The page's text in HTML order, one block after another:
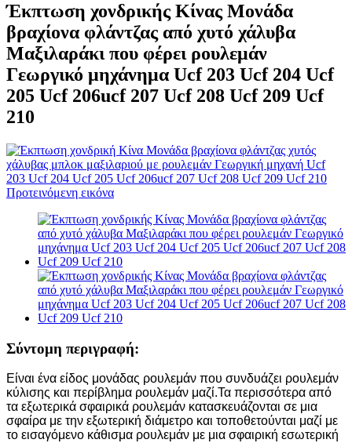
Έκπτωση χονδρικής Κίνας Μονάδα
βραχίονα φλάντζας από χυτό χάλυβα
Μαξιλαράκι που φέρει ρουλεμάν
Γεωργικό μηχάνημα Ucf 203 Ucf 204 Ucf
205 Ucf 206ucf 207 Ucf 208 Ucf 209 Ucf
210
Σύντομη περιγραφή:
Είναι ένα είδος μονάδας ρουλεμάν που συνδυάζει ρουλεμάν
κύλισης και περίβλημα ρουλεμάν μαζί.Τα περισσότερα από
τα εξωτερικά σφαιρικά ρουλεμάν κατασκευάζονται σε μια
σφαίρα με την εξωτερική διάμετρο και τοποθετούνται μαζί με
το εισαγόμενο κάθισμα ρουλεμάν με μια σφαιρική εσωτερική